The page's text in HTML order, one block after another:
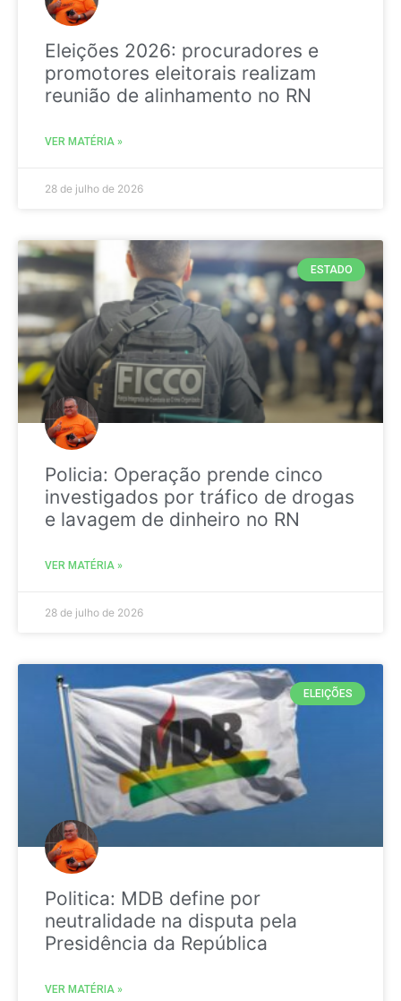
Eleições 2026: procuradores e
promotores eleitorais realizam
reunião de alinhamento no RN
VER MATÉRIA »
28 de julho de 2026
ESTADO
Policia: Operação prende cinco
investigados por tráfico de drogas
e lavagem de dinheiro no RN
VER MATÉRIA »
28 de julho de 2026
ELEIÇÕES
Politica: MDB define por
neutralidade na disputa pela
Presidência da República
VER MATÉRIA »